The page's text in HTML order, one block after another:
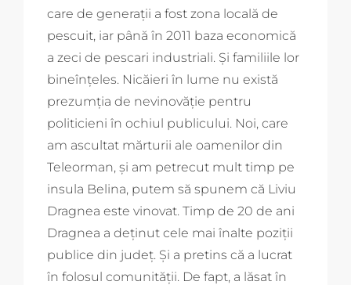
care de generații a fost zona locală de
pescuit, iar până în 2011 baza economică
a zeci de pescari industriali. Și familiile lor
bineînțeles. Nicăieri în lume nu există
prezumția de nevinovăție pentru
politicieni în ochiul publicului. Noi, care
am ascultat mărturii ale oamenilor din
Teleorman, și am petrecut mult timp pe
insula Belina, putem să spunem că Liviu
Dragnea este vinovat. Timp de 20 de ani
Dragnea a deținut cele mai înalte poziții
publice din județ. Și a pretins că a lucrat
în folosul comunității. De fapt, a lăsat în